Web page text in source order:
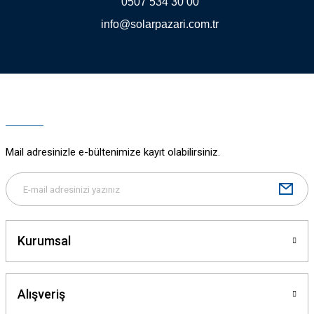
Gönder
info@solarpazari.com.tr
Mail adresinizle e-bültenimize kayıt olabilirsiniz.
Kurumsal
Alışveriş